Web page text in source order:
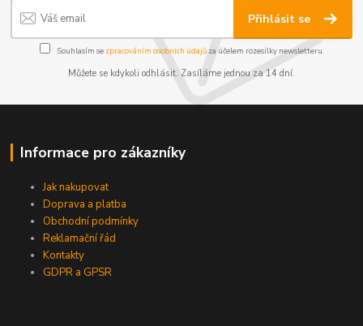
Přihlásit se
Souhlasím se zpracováním osobních údajůza účelem rozesílky newsletteru.
Můžete se kdykoli odhlásit. Zasíláme jednou za 14 dní.
Informace pro zákazníky
Jak nakupovat
Doprava a platba
Obchodní podmínky
Reklamační řád
Kontakty
GDPR a GPSR